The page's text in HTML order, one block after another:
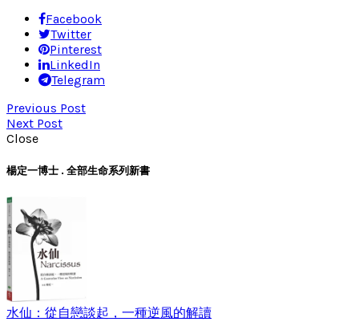
Facebook
Twitter
Pinterest
LinkedIn
Telegram
Previous Post
Next Post
Close
楊定一博士 . 全部生命系列新書
水仙：從自戀談起，一種逆風的解讀